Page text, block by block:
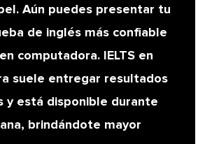
Aún puedes presentar tu
de inglés más confiable
computadora. IELTS en
suele entregar resultados
y está disponible durante
brindándote mayor